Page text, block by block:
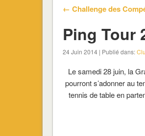
← Challenge des
Ping Tour
24 Juin 2014 | Publié dans:
Le samedi 28 juin, la
pourront s’adonner au
tennis de table en